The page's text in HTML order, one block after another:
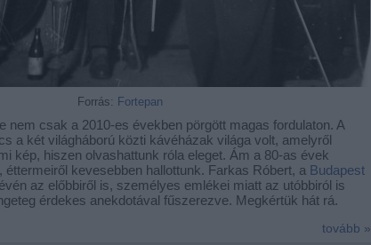
Forrás: Fortepan
nem csak a 2010-es években pörgött magas fordulaton. A
a két világháború közti kávéházak világa volt, amelyről
kép, hiszen olvashattunk róla eleget. Ám a 80-as évek
éttermeiről kevesebben hallottunk. Farkas Róbert, a Budapest
az előbbiről is, személyes emlékei miatt az utóbbiról is
érdekes anekdotával fűszerezve. Megkértük hát rá.
tovább »